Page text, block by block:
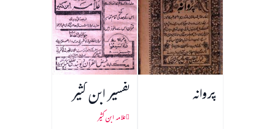
پروانہ تفسیر ابن کثیر
علامہ ابن کثیر